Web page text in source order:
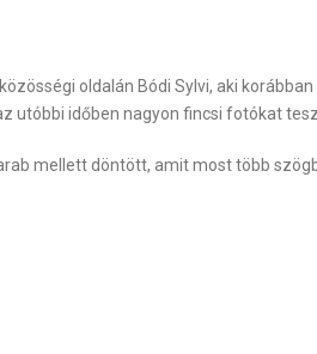
oldalán Bódi Sylvi, aki
utóbbi időben nagyon fincsi fotókat
mellett döntött, amit most több